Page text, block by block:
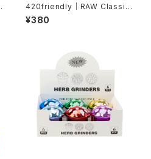
420friendly｜RAW Classic
(King Size Slim) ローリング
ペーパー /ロウ クラシック
¥380